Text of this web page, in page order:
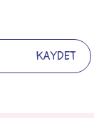
KAYDET